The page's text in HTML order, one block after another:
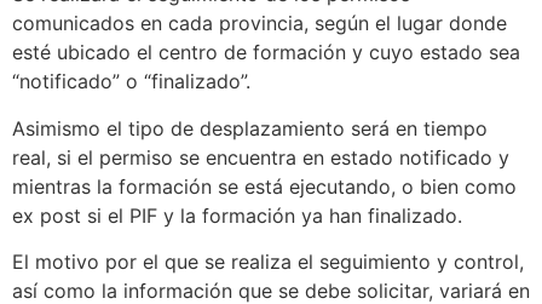
comunicados en cada provincia, según el lugar donde
esté ubicado el centro de formación y cuyo estado sea
“notificado” o “finalizado”.
Asimismo el tipo de desplazamiento será en tiempo
real, si el permiso se encuentra en estado notificado y
mientras la formación se está ejecutando, o bien como
ex post si el PIF y la formación ya han finalizado.
El motivo por el que se realiza el seguimiento y control,
así como la información que se debe solicitar, variará en